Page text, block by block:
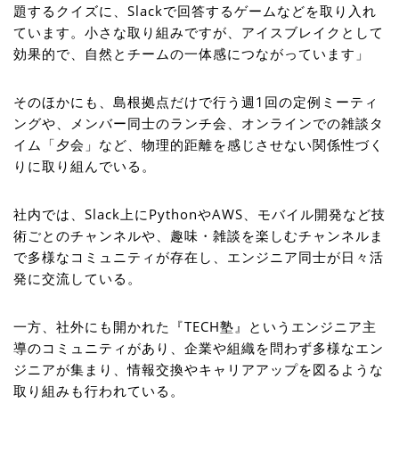
題するクイズに、Slackで回答するゲームなどを取り入れ
ています。小さな取り組みですが、アイスブレイクとして
効果的で、自然とチームの一体感につながっています」
そのほかにも、島根拠点だけで行う週1回の定例ミーティ
ングや、メンバー同士のランチ会、オンラインでの雑談タ
イム「夕会」など、物理的距離を感じさせない関係性づく
りに取り組んでいる。
社内では、Slack上にPythonやAWS、モバイル開発など技
術ごとのチャンネルや、趣味・雑談を楽しむチャンネルま
で多様なコミュニティが存在し、エンジニア同士が日々活
発に交流している。
一方、社外にも開かれた『TECH塾』というエンジニア主
導のコミュニティがあり、企業や組織を問わず多様なエン
ジニアが集まり、情報交換やキャリアアップを図るような
取り組みも行われている。